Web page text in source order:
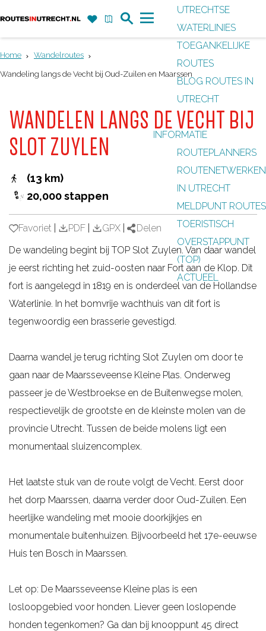
F
a
o
a
r
o
k
M
n
UTRECHTSE
WATERLINIES
TOEGANKELIJKE
ROUTES
BLOG ROUTES IN
UTRECHT
INFORMATIE
ROUTEPLANNERS
ROUTENETWERKEN
IN UTRECHT
MELDPUNT ROUTES
TOERISTISCH
OVERSTAPPUNT
(TOP)
ACTUEEL
Home Wandelroutes
Wandeling langs de Vecht bij Oud-Zuilen en Maarssen
WANDELEN LANGS DE VECHT BIJ
SLOT ZUYLEN
(13 km)
20,000 stappen
Favoriet
Favoriet PDF GPX
Delen
De wandeling begint bij TOP Slot Zuylen. Van daar wandel
je eerst richting het zuid-oosten naar Fort aan de Klop. Dit
fort is aangelegd in 1819 en is onderdeel van de Hollandse
Waterlinie. In het bomvrije wachthuis van dit fort is
tegenwoordig een brasserie gevestigd.
Daarna wandel je terug richting Slot Zuylen om door te
gaan naar de Maarsseveense Kleine Plas. Onderweg
passeer je de Westbroekse en de Buitenwegse molen,
respectievelijk de grootste en de kleinste molen van de
provincie Utrecht. Tussen de beide molens ligt een
monumentaal sluizencomplex.
Het laatste stuk van de route volgt de Vecht. Eerst door
het dorp Maarssen, daarna verder door Oud-Zuilen. Een
heerlijke wandeling met mooie doorkijkjes en
monumentale buitenhuizen. Bijvoorbeeld het 17e-eeuwse
Huis ten Bosch in Maarssen.
Let op: De Maarsseveense Kleine plas is een
losloopgebied voor honden. Liever geen loslopende
honden tegenkomen? Ga dan bij knooppunt 45 direct